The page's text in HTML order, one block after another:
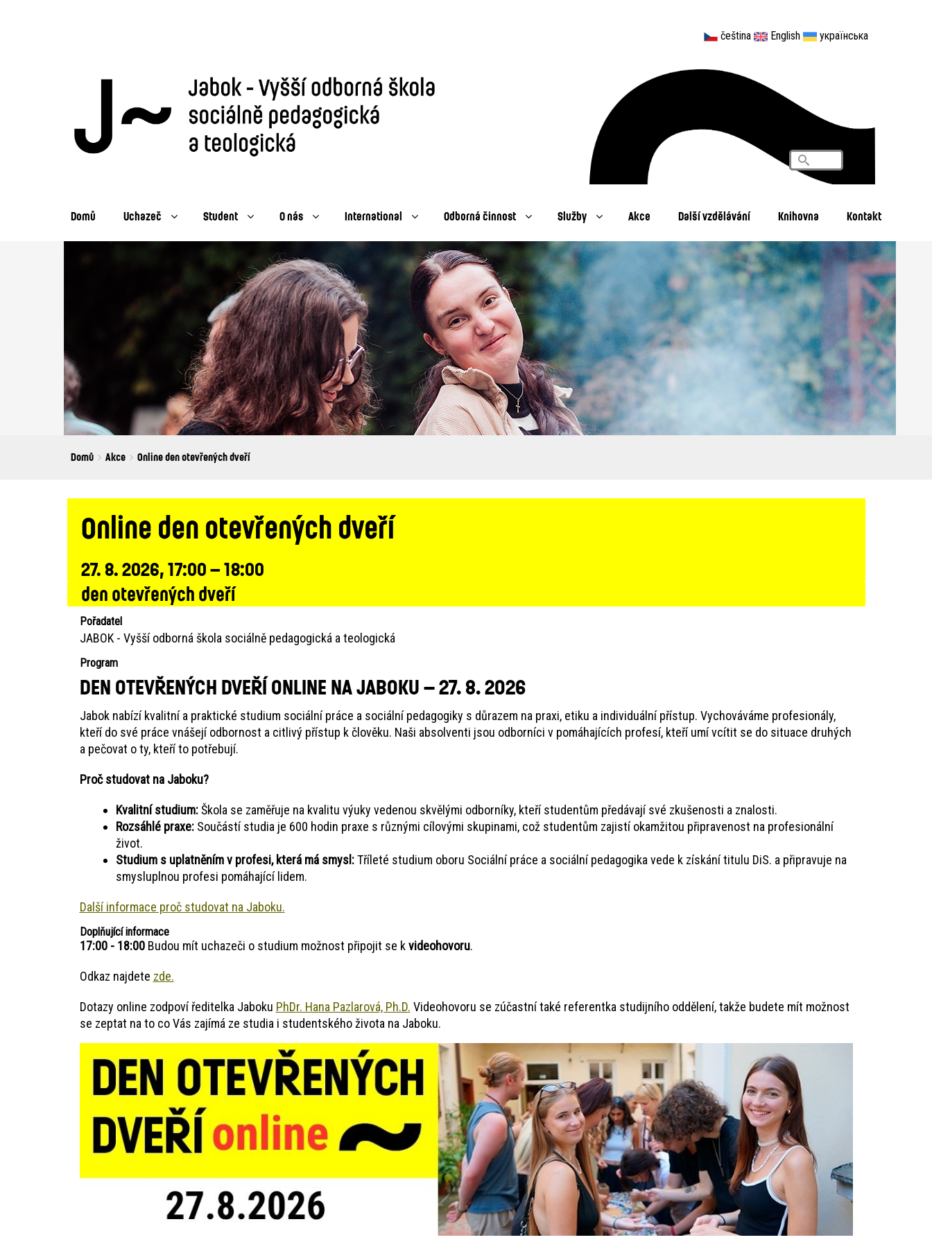
čeština English українська
Vyhledávání
Search
Domů Uchazeč Student O nás International Odborná činnost Služby Akce Další vzdělávání Knihovna Kontakt
Breadcrumbs
You
Domů Akce Online den otevřených dveří
Online den otevřených dveří
27. 8. 2026, 17:00 – 18:00
den otevřených dveří
Pořadatel
JABOK - Vyšší odborná škola sociálně pedagogická a teologická
Program
DEN OTEVŘENÝCH DVEŘÍ ONLINE NA JABOKU – 27. 8. 2026
Jabok nabízí kvalitní a praktické studium sociální práce a sociální pedagogiky s důrazem na praxi, etiku a individuální přístup. Vychováváme profesionály,
kteří do své práce vnášejí odbornost a citlivý přístup k člověku. Naši absolventi jsou odborníci v pomáhajících profesí, kteří umí vcítit se do situace druhých
a pečovat o ty, kteří to potřebují.
Proč studovat na Jaboku?
Kvalitní studium:Škola se zaměřuje na kvalitu výuky vedenou skvělými odborníky, kteří studentům předávají své zkušenosti a znalosti.
Rozsáhlé praxe:Součástí studia je 600 hodin praxe s různými cílovými skupinami, což studentům zajistí okamžitou připravenost na profesionální
život.
Studium s uplatněním v profesi, která má smysl:Tříleté studium oboru Sociální práce a sociální pedagogika vede k získání titulu DiS. a připravuje na
smysluplnou profesi pomáhající lidem.
Další informace proč studovat na Jaboku.
Doplňující informace
17:00 - 18:00Budou mít uchazeči o studium možnost připojit se kvideohovoru.
Odkaz najdete zde.
Dotazy online zodpoví ředitelka Jaboku PhDr. Hana Pazlarová, Ph.D. Videohovoru se zúčastní také referentka studijního oddělení, takže budete mít možnost
se zeptat na to co Vás zajímá ze studia i studentského života na Jaboku.